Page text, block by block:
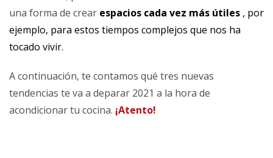
una forma de crear espacios cada vez más útiles , por
ejemplo, para estos tiempos complejos que nos ha
tocado vivir.
A continuación, te contamos qué tres nuevas
tendencias te va a deparar 2021 a la hora de
acondicionar tu cocina. ¡Atento!